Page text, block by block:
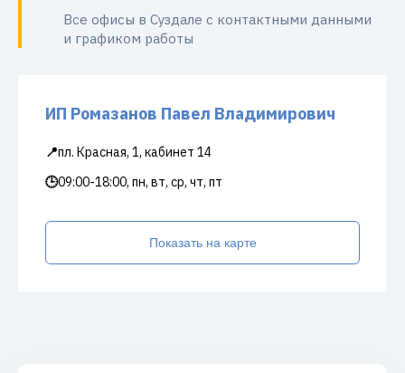
Все офисы в Суздале с контактными данными
и графиком работы
ИП Ромазанов Павел Владимирович
📍пл. Красная, 1, кабинет 14
🕒09:00-18:00, пн, вт, ср, чт, пт
Показать на карте